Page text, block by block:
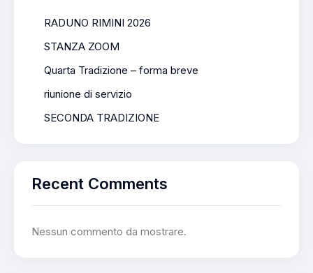
RADUNO RIMINI 2026
STANZA ZOOM
Quarta Tradizione – forma breve
riunione di servizio
SECONDA TRADIZIONE
Recent Comments
Nessun commento da mostrare.